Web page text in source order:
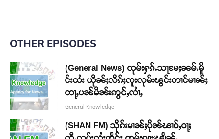
OTHER EPISODES
(General News) ၸုမ်းႁၵ်ႉသႃမႄႈၼမ်ႉမိူ
င်းထႆး ယိုၼ်ႈလိၵ်ႈၸူးလုမ်းၽွင်းတၢင်မၢၼ်ႈ
တႃႇပၼ်မိၼ်းဢွင်ႇလၢႆႇ
General Knowledge
(SHAN FM) သိုၵ်းမၢၼ်ႈပိုၼ်ၽၢဝ်ႇဝႃႈ